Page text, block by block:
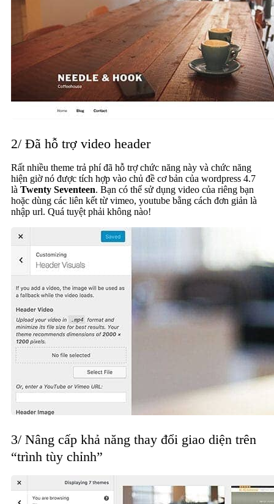
2/ Đã hỗ trợ video header
Rất nhiều theme trả phí đã hỗ trợ chức năng này và chức năng
hiện giờ nó được tích hợp vào chủ đề cơ bản của wordpress 4.7
là Twenty Seventeen. Bạn có thể sử dụng video của riêng bạn
hoặc dùng các liên kết từ vimeo, youtube bằng cách đơn giản là
nhập url. Quá tuyệt phải không nào!
3/ Nâng cấp khả năng thay đổi giao diện trên
“trình tùy chỉnh”